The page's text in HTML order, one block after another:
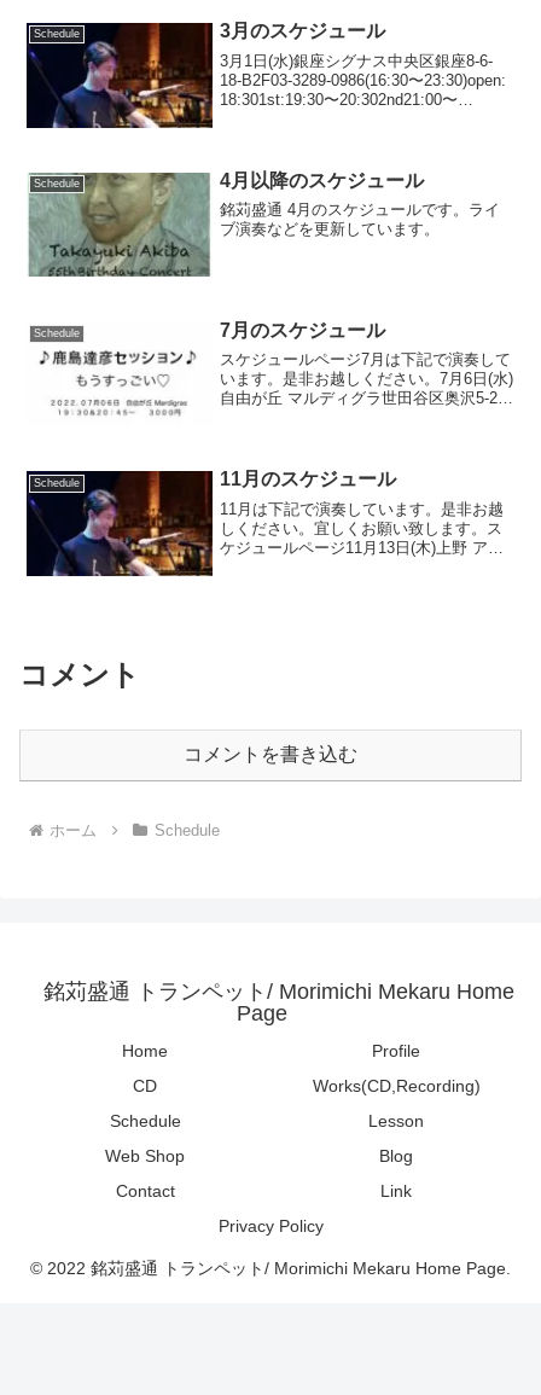
Schedule 3月のスケジュール
3月1日(水)銀座シグナス中央区銀座8-6-
18-B2F03-3289-0986(16:30〜23:30)open:
18:301st:19:30〜20:302nd21:00〜
Schedule 4月以降のスケジュール
銘苅盛通 4月のスケジュールです。ライ
ブ演奏などを更新しています。
Schedule 7月のスケジュール
スケジュールページ7月は下記で演奏して
います。是非お越しください。7月6日(水)
自由が丘 マルディグラ世田谷区奥沢5-29-
Schedule 11月のスケジュール
11月は下記で演奏しています。是非お越
しください。宜しくお願い致します。ス
ケジュールページ11月13日(木)上野 アリ
コメント
コメントを書き込む
ホーム Schedule
銘苅盛通 トランペット/ Morimichi Mekaru Home
Page
Home
Profile
CD
Works(CD,Recording)
Schedule
Lesson
Web Shop
Blog
Contact
Link
Privacy Policy
© 2022 銘苅盛通 トランペット/ Morimichi Mekaru Home Page.